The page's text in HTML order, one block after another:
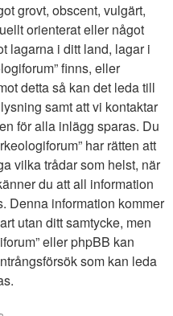
grovt, obscent, vulgärt,
orienterat eller något
lagarna i ditt land, lagar i
finns, eller
detta så kan det leda till
samt att vi kontaktar
för alla inlägg sparas. Du
har rätten att
vilka trådar som helst, när
du att all information
Denna information kommer
utan ditt samtycke, men
eller phpBB kan
som kan leda